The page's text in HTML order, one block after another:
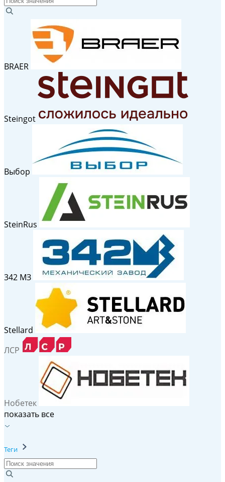
BRAER
Steingot
Выбор
SteinRus
342 МЗ
Stellard
ЛСР
Нобетек
показать все
Теги